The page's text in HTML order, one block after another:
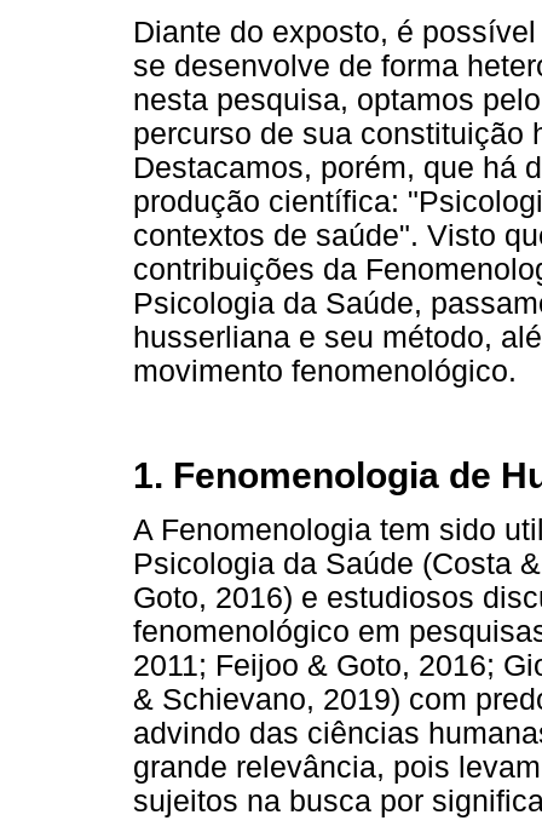
Diante do exposto, é
se desenvolve de forma
nesta pesquisa, optamos
percurso de sua constituição
Destacamos, porém, que há
produção científica:
contextos de saúde". Visto
contribuições da
Psicologia da Saúde,
husserliana e seu método,
movimento fenomenológico.
1. Fenomenologia de
A Fenomenologia tem sido
Psicologia da Saúde (Costa
Goto, 2016) e estudiosos
fenomenológico em
2011; Feijoo & Goto, 2016;
& Schievano, 2019) com
advindo das ciências
grande relevância, pois
sujeitos na busca por